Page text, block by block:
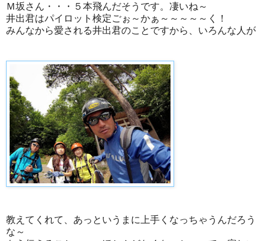
Ｍ坂さん・・・５本飛んだそうです。凄いね～
井出君はパイロット検定ごぉ～かぁ～～～～～く！
みんなから愛される井出君のことですから、いろんな人が
教えてくれて、あっというまに上手くなっちゃうんだろう
な～